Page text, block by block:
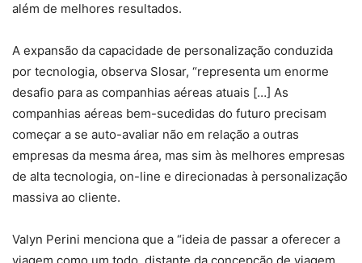
além de melhores resultados.
A expansão da capacidade de personalização conduzida
por tecnologia, observa Slosar, “representa um enorme
desafio para as companhias aéreas atuais […] As
companhias aéreas bem-sucedidas do futuro precisam
começar a se auto-avaliar não em relação a outras
empresas da mesma área, mas sim às melhores empresas
de alta tecnologia, on-line e direcionadas à personalização
massiva ao cliente.
Valyn Perini menciona que a “ideia de passar a oferecer a